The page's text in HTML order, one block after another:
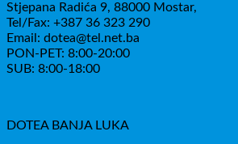
je:
14,60KM.
10,20KM.
Stjepana Radića 9, 88000 Mostar,
Tel/Fax: +387 36 323 290
Email: dotea@tel.net.ba
PON-PET: 8:00-20:00
SUB: 8:00-18:00
DOTEA BANJA LUKA